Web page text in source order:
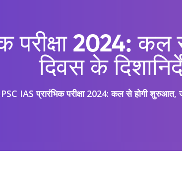
परीक्षा 2024: कल
दिवस के
IAS प्रारंभिक परीक्षा 2024: कल से होगी शुरुआत,